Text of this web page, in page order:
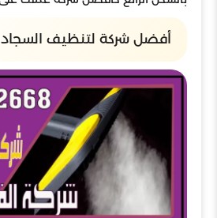
أفضل شركة لتنظيف السجاد،